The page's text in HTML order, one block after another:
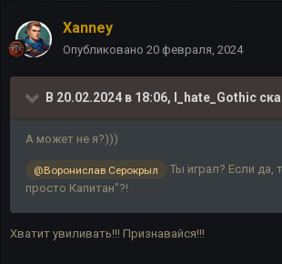
Xanney
Опубликовано 20 февраля, 2024
В 20.02.2024 в 18:06, I_hate_Gothic
А может не я?)))
@Воронислав Серокрыл
Ты играл? Если
просто Капитан"?!
Хватит увиливать!!! Признавайся!!!